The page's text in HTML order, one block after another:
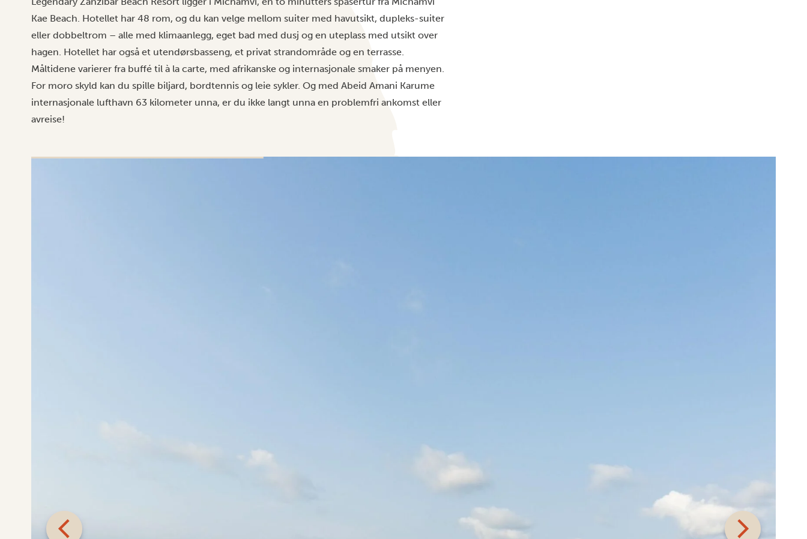
Kae Beach. Hotellet har 48 rom, og du kan velge mellom suiter med havutsikt, dupleks-suiter
eller dobbeltrom – alle med klimaanlegg, eget bad med dusj og en uteplass med utsikt over
hagen. Hotellet har også et utendørsbasseng, et privat strandområde og en terrasse.
Måltidene varierer fra buffé til à la carte, med afrikanske og internasjonale smaker på menyen.
For moro skyld kan du spille biljard, bordtennis og leie sykler. Og med Abeid Amani Karume
internasjonale lufthavn 63 kilometer unna, er du ikke langt unna en problemfri ankomst eller
avreise!